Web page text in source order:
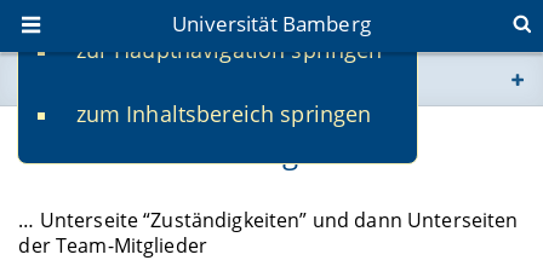
zur Hauptnavigation springen
zum Inhaltsbereich springen
Universität Bamberg
www.uni-bamberg.de
fis.uni-bamberg.de
Team und Zuständigkeiten
… Unterseite “Zuständigkeiten” und dann Unterseiten
der Team-Mitglieder